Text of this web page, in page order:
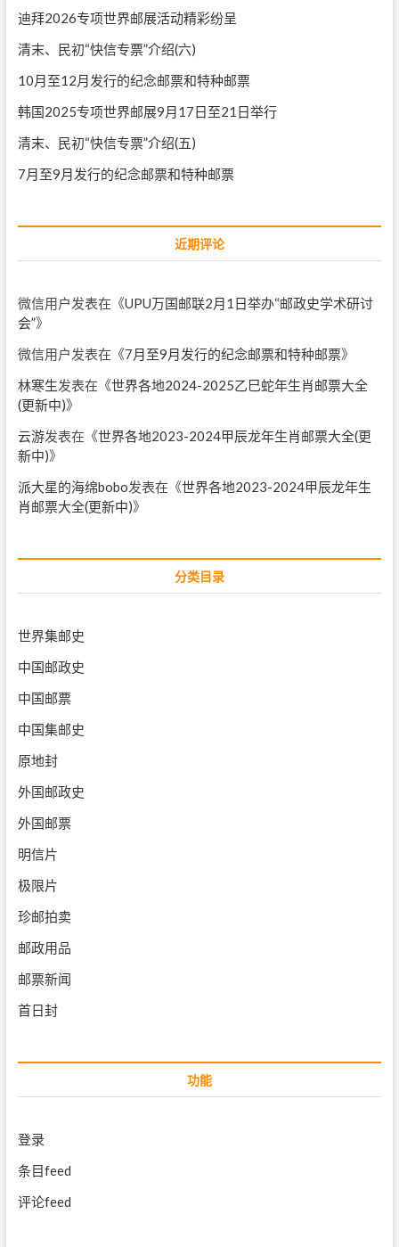
迪拜2026专项世界邮展活动精彩纷呈
清末、民初“快信专票”介绍(六)
10月至12月发行的纪念邮票和特种邮票
韩国2025专项世界邮展9月17日至21日举行
清末、民初“快信专票”介绍(五)
7月至9月发行的纪念邮票和特种邮票
近期评论
微信用户 发表在《UPU万国邮联2月1日举办“邮政史学术研讨
会”》
微信用户 发表在《7月至9月发行的纪念邮票和特种邮票》
林寒生发表在《世界各地2024-2025乙巳蛇年生肖邮票大全
(更新中)》
云游发表在《世界各地2023-2024甲辰龙年生肖邮票大全(更
新中)》
派大星的海绵bobo发表在《世界各地2023-2024甲辰龙年生
肖邮票大全(更新中)》
分类目录
世界集邮史
中国邮政史
中国邮票
中国集邮史
原地封
外国邮政史
外国邮票
明信片
极限片
珍邮拍卖
邮政用品
邮票新闻
首日封
功能
登录
条目feed
评论feed